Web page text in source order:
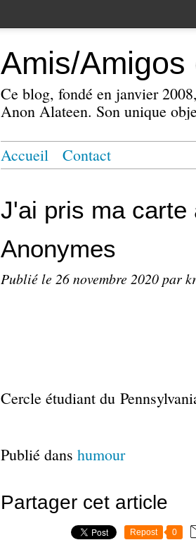
Amis/
Ce blog, fondé en janvier
Anon Alateen. Son unique
Accueil Contact
J'ai pris ma carte
Anonymes
Publié le 26 novembre 2020par
Cercle étudiant du
Publié dans humour
Partager cet article
Repost 0